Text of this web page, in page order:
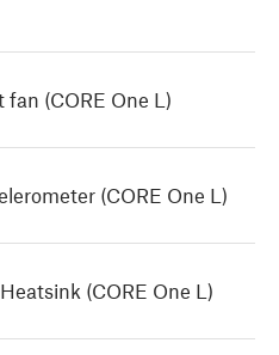
(CORE One L)
(CORE One L)
(CORE One L)